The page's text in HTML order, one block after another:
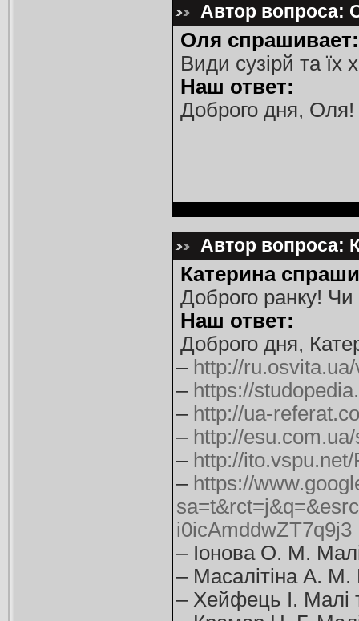
Автор вопроса:
Оля спрашивает:
Види сузірй та їх
Наш ответ:
Доброго дня,
Автор вопроса:
Катерина
Доброго ранку! Чи
Наш ответ:
Доброго дня,
– http://
– https://
– http://ua-
– http://
– http://
– https://
i0icAmddwZT7q9j3
– Іонова О. М.
– Масалітіна А. М.
– Хейфець І. Малі